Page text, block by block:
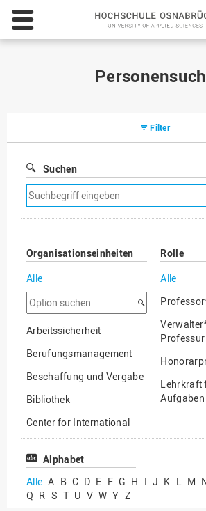
Filter
Suchen
Suchfilter
entfernen
Organisationseinheiten
Alle
Option
suchen
Arbeitssicherheit
Berufungsmanagement
Beschaffung und Vergabe
Bibliothek
Center for International
Mobility
Center for International
Chancengerechtigkeit
Rolle
Alle
Professur
Lehrkraft
Aufgaben
Alphabet
Alle A B C D E F G H I J K L M
Q R S T U V W Y Z